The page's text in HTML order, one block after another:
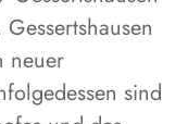
neuer
sind